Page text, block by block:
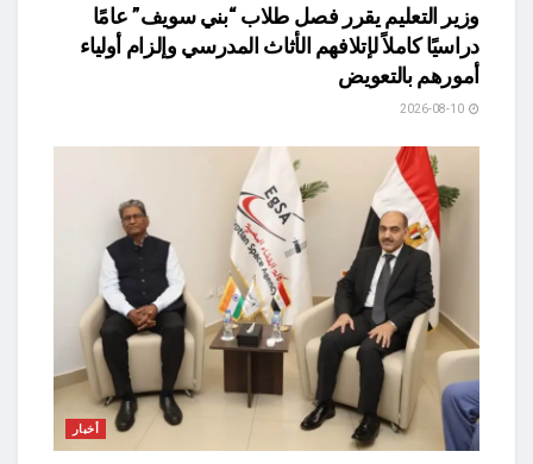
وزير التعليم يقرر فصل طلاب “بني سويف” عامًا
دراسيًا كاملاً لإتلافهم الأثاث المدرسي وإلزام أولياء
أمورهم بالتعويض
أخبار